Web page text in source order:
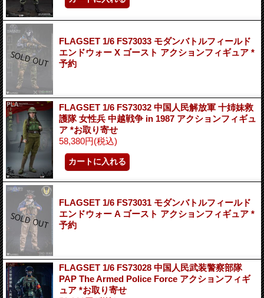
FLAGSET 1/6 FS73033 モダンバトルフィールド
エンドウォー X ゴースト アクションフィギュア *
予約
FLAGSET 1/6 FS73032 中国人民解放軍 十姉妹救
護隊 女性兵 中越戦争 in 1987 アクションフィギュ
ア *お取り寄せ
58,380円(税込)
FLAGSET 1/6 FS73031 モダンバトルフィールド
エンドウォー A ゴースト アクションフィギュア *
予約
FLAGSET 1/6 FS73028 中国人民武装警察部隊
PAP The Armed Police Force アクションフィギ
ュア *お取り寄せ